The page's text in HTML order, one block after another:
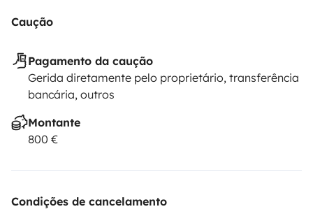
Caução
Pagamento da caução
Gerida diretamente pelo proprietário, transferência
bancária, outros
Montante
800 €
Condições de cancelamento